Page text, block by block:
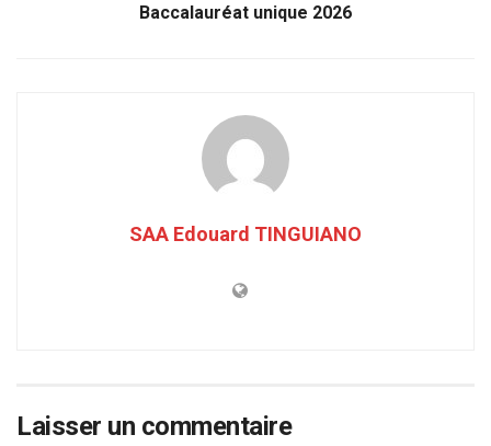
Baccalauréat unique 2026
SAA Edouard TINGUIANO
Laisser un commentaire